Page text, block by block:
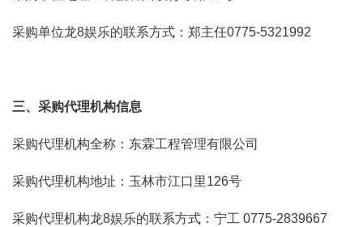
采购单位龙8娱乐的联系方式：郑主任0775-5321992
三、采购代理机构信息
采购代理机构全称：东霖工程管理有限公司
采购代理机构地址：玉林市江口里126号
采购代理机构龙8娱乐的联系方式：宁工 0775-2839667